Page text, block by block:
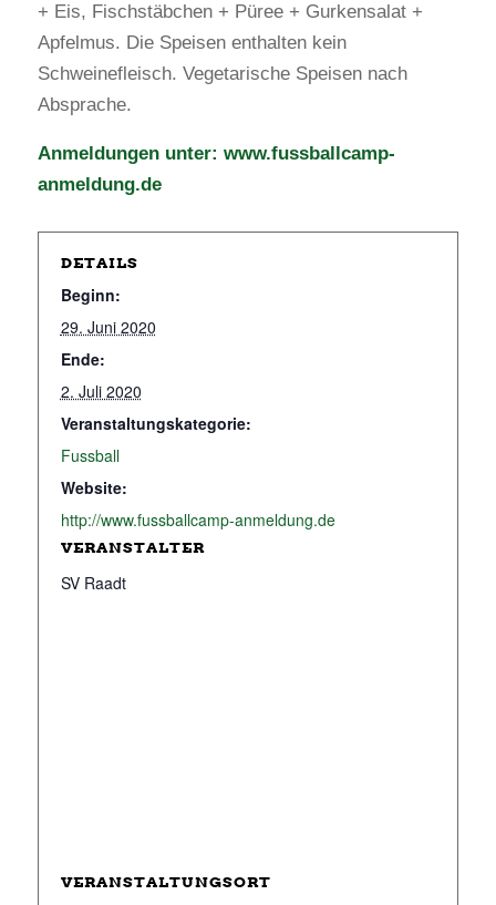
+ Eis, Fischstäbchen + Püree + Gurkensalat +
Apfelmus. Die Speisen enthalten kein
Schweinefleisch. Vegetarische Speisen nach
Absprache.
Anmeldungen unter: www.fussballcamp-
anmeldung.de
DETAILS
Beginn:
29. Juni 2020
Ende:
2. Juli 2020
Veranstaltungskategorie:
Fussball
Website:
http://www.fussballcamp-anmeldung.de
VERANSTALTER
SV Raadt
VERANSTALTUNGSORT